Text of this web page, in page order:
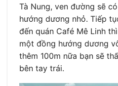
Tà Nung, ven đường sẽ
hướng dương nhỏ. Tiếp
đến quán Café Mê Linh
một đồng hướng dương
thêm 100m nữa bạn sẽ
bên tay trái.